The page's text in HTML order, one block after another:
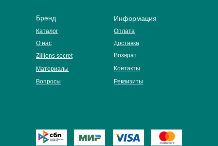
Контакты
Вопросы
Материалы
О нас
Zillions secret
Возврат
Доставка
Оплата
Реквизиты
Информация
Бренд
Каталог